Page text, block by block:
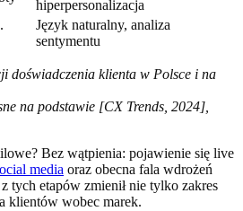
hiperpersonalizacja
Język naturalny, analiza
sentymentu
doświadczenia klienta w Polsce i na
na podstawie [CX Trends, 2024],
Bez wątpienia: pojawienie się live
media oraz obecna fala wdrożeń
tych etapów zmienił nie tylko zakres
klientów wobec marek.